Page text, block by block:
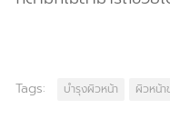
Tags: บำรุงผิวหน้า ผิวหน้า